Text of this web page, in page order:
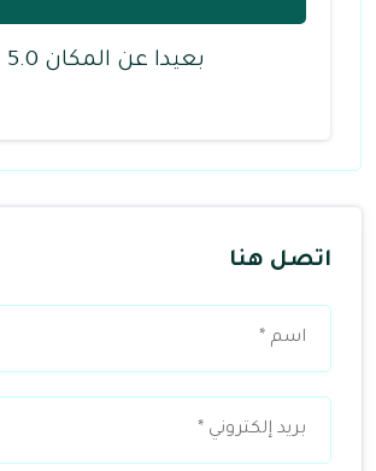
بعيدا عن المكان 5.0
اتصل هنا